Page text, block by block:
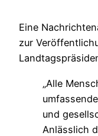
Eine
zur
„Alle
und
Anlässlich